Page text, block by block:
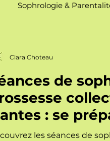
Sophrologie &
de
: se
les séances de
Clara Choteau